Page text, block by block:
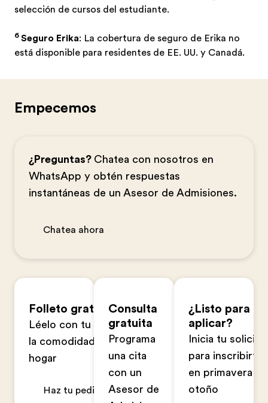
selección de cursos del estudiante.
6 Seguro Erika: La cobertura de seguro de Erika no
está disponible para residentes de EE. UU. y Canadá.
Empecemos
¿Preguntas? Chatea con nosotros en
WhatsApp y obtén respuestas
instantáneas de un Asesor de Admisiones.
Chatea ahora
Folleto gratuito
Léelo con tu familia en
la comodidad de tu
hogar
Haz tu pedido ahora
Consulta
gratuita
Programa
una cita
con un
Asesor de
¿Listo para
aplicar?
Inicia tu
para inscribirte
en primavera u
otoño